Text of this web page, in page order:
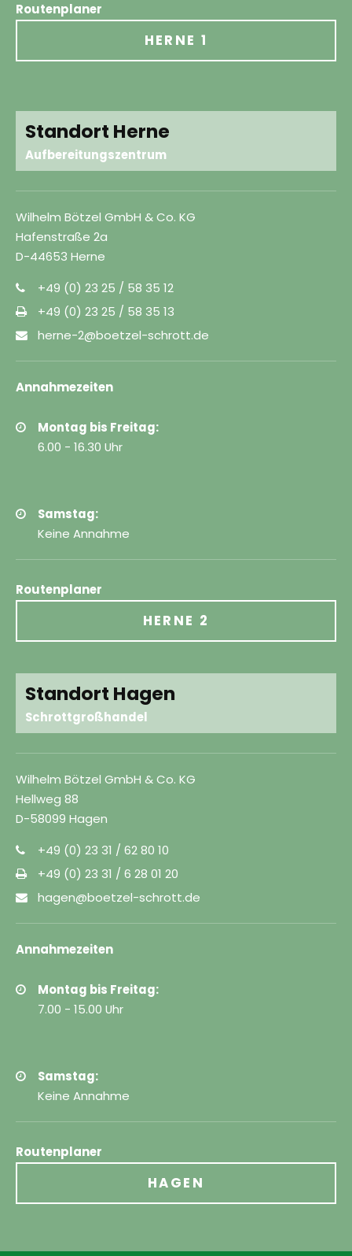
Routenplaner
HERNE 1
Standort Herne
Aufbereitungszentrum
Wilhelm Bötzel GmbH & Co. KG
Hafenstraße 2a
D-44653 Herne
+49 (0) 23 25 / 58 35 12
+49 (0) 23 25 / 58 35 13
herne-2@boetzel-schrott.de
Annahmezeiten
Montag bis Freitag:
6.00 - 16.30 Uhr
Samstag:
Keine Annahme
Routenplaner
HERNE 2
Standort Hagen
Schrottgroßhandel
Wilhelm Bötzel GmbH & Co. KG
Hellweg 88
D-58099 Hagen
+49 (0) 23 31 / 62 80 10
+49 (0) 23 31 / 6 28 01 20
hagen@boetzel-schrott.de
Annahmezeiten
Montag bis Freitag:
7.00 - 15.00 Uhr
Samstag:
Keine Annahme
Routenplaner
HAGEN